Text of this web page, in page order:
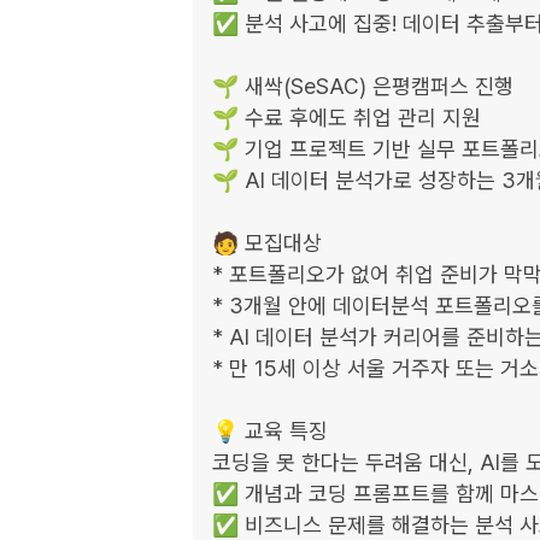
✅ 분석 사고에 집중! 데이터 추출부
🌱 새싹(SeSAC) 은평캠퍼스 진행
🌱 수료 후에도 취업 관리 지원
🌱 기업 프로젝트 기반 실무 포트폴
🌱 AI 데이터 분석가로 성장하는 3개
🧑 모집대상
* 포트폴리오가 없어 취업 준비가 막
* 3개월 안에 데이터분석 포트폴리오
* AI 데이터 분석가 커리어를 준비하
* 만 15세 이상 서울 거주자 또는 거
💡 교육 특징
코딩을 못 한다는 두려움 대신, AI를
✅ 개념과 코딩 프롬프트를 함께 마
✅ 비즈니스 문제를 해결하는 분석